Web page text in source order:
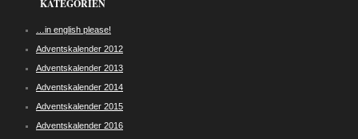
KATEGORIEN
…in english please!
Adventskalender 2012
Adventskalender 2013
Adventskalender 2014
Adventskalender 2015
Adventskalender 2016